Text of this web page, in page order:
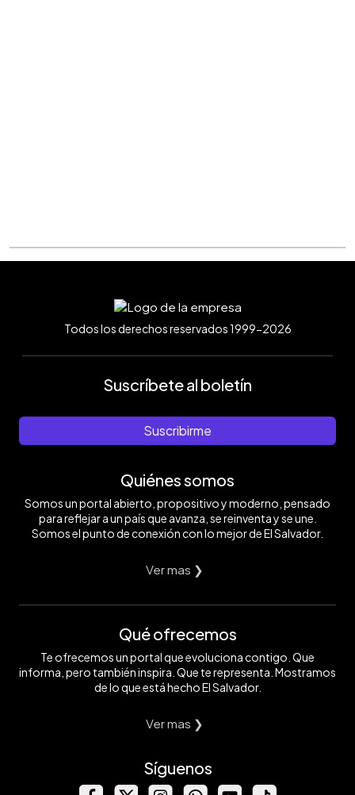
Todos los derechos reservados 1999-2026
Suscríbete al boletín
Suscribirme
Quiénes somos
Somos un portal abierto, propositivo y moderno, pensado
para reflejar a un país que avanza, se reinventa y se une.
Somos el punto de conexión con lo mejor de El Salvador.
Ver mas ❯
Qué ofrecemos
Te ofrecemos un portal que evoluciona contigo. Que
informa, pero también inspira. Que te representa. Mostramos
de lo que está hecho El Salvador.
Ver mas ❯
Síguenos